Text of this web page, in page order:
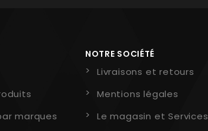
marques
NOTRE SOCIÉTÉ
Livraisons et retours
Mentions légales
Le magasin et Services